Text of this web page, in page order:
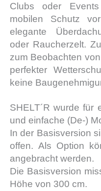
Clubs oder
mobilen Schutz
elegante
oder Raucherzelt.
zum Beobachten
perfekter
keine
SHELT´R wurde für
und einfache (De-)
In der Basisversion
offen. Als Option
angebracht werden.
Die Basisversion
Höhe von 300 cm.